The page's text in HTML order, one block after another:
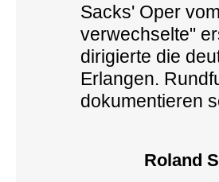
Sacks' Oper
verwechselte"
dirigierte die
Erlangen.
dokumentieren
Roland